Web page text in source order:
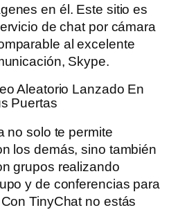
en él. Este sitio es
de chat por cámara
al excelente
Skype.
Aleatorio Lanzado En
Puertas
no solo te permite
los demás, sino también
grupos realizando
y de conferencias para
TinyChat no estás